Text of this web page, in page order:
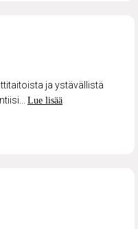
ja ystävällistä
Lue lisää